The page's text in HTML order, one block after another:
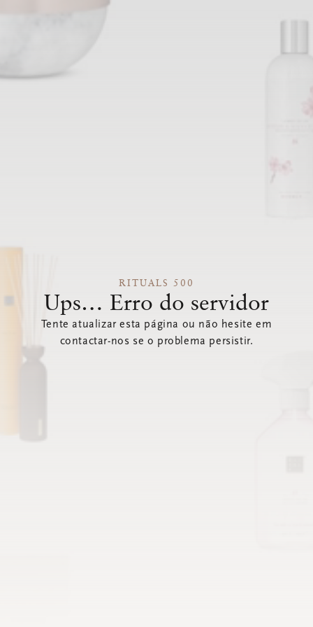
RITUALS 500
Ups… Erro do servidor
Tente atualizar esta página ou não hesite em
contactar-nos se o problema persistir.